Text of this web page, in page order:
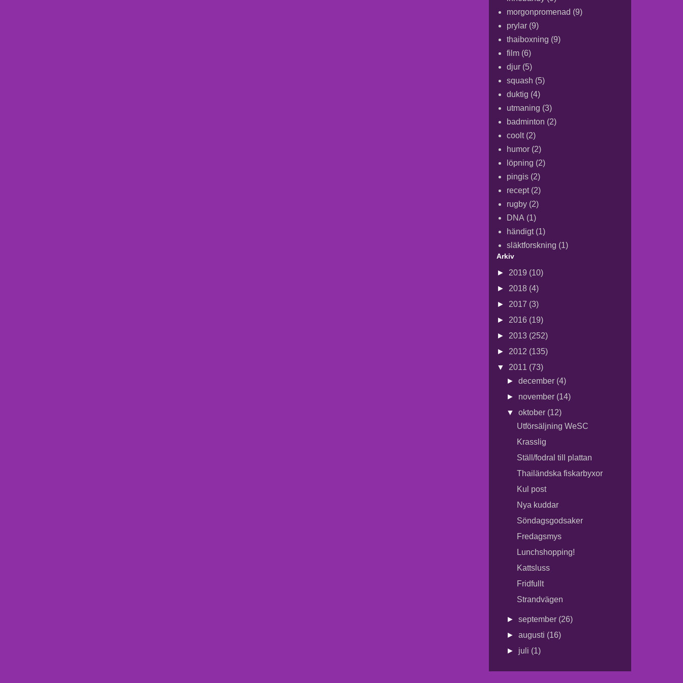
morgonpromenad (9)
prylar (9)
thaiboxning (9)
film (6)
djur (5)
squash (5)
duktig (4)
utmaning (3)
badminton (2)
coolt (2)
humor (2)
löpning (2)
pingis (2)
recept (2)
rugby (2)
DNA (1)
händigt (1)
släktforskning (1)
Arkiv
► 2019 (10)
► 2018 (4)
► 2017 (3)
► 2016 (19)
► 2013 (252)
► 2012 (135)
▼ 2011 (73)
►december (4)
► november (14)
▼oktober (12)
Utförsäljning WeSC
Krasslig
Ställ/fodral till plattan
Thailändska fiskarbyxor
Kul post
Nya kuddar
Söndagsgodsaker
Fredagsmys
Lunchshopping!
Kattsluss
Fridfullt
Strandvägen
►september (26)
►augusti (16)
► juli (1)